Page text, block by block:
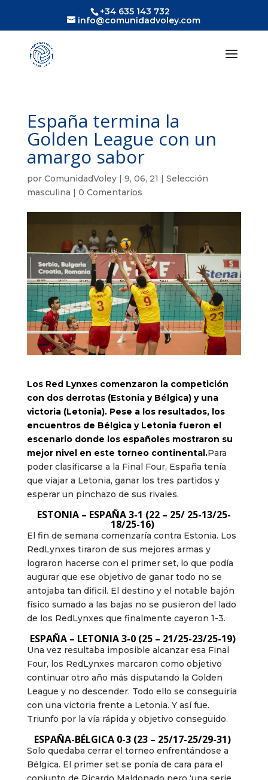
+34 635 143 732
info@comunidadvoley.com
España termina la
Golden League con un
amargo sabor
por ComunidadVoley| 9, 06, 21 | Selección
masculina | 0 Comentarios
Los Red Lynxes comenzaron la competición
con dos derrotas (Estonia y Bélgica) y una
victoria (Letonia). Pese a los resultados, los
encuentros de Bélgica y Letonia fueron el
escenario donde los españoles mostraron su
mejor nivel en este torneo continental.Para
poder clasificarse a la Final Four, España tenía
que viajar a Letonia, ganar los tres partidos y
esperar un pinchazo de sus rivales.
ESTONIA – ESPAÑA 3-1 (22 – 25/ 25-13/25-
18/25-16)
El fin de semana comenzaría contra Estonia. Los
RedLynxes tiraron de sus mejores armas y
lograron hacerse con el primer set, lo que podía
augurar que ese objetivo de ganar todo no se
antojaba tan dificil. El destino y el notable bajón
físico sumado a las bajas no se pusieron del lado
de los RedLynxes que finalmente cayeron 1-3.
ESPAÑA – LETONIA 3-0 (25 – 21/25-23/25-19)
Una vez resultaba imposible alcanzar esa Final
Four, los RedLynxes marcaron como objetivo
continuar otro año más disputando la Golden
League y no descender. Todo ello se conseguiría
con una victoria frente a Letonia. Y así fue.
Triunfo por la vía rápida y objetivo conseguido.
ESPAÑA-BÉLGICA 0-3 (23 – 25/17-25/29-31)
Solo quedaba cerrar el torneo enfrentándose a
Bélgica. El primer set se ponía de cara para el